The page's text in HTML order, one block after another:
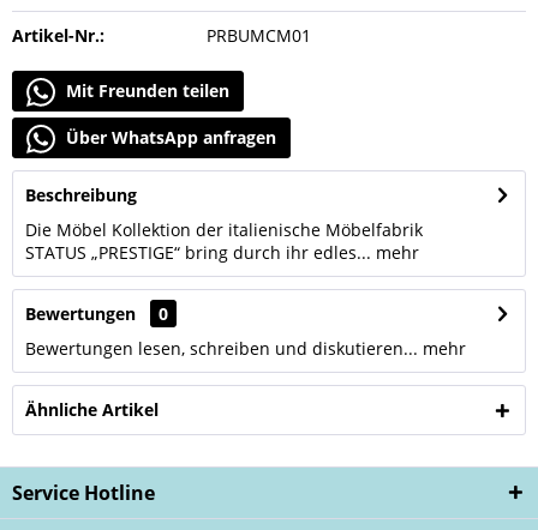
Artikel-Nr.: PRBUMCM01
Mit Freunden teilen
Über WhatsApp anfragen
Beschreibung
Die Möbel Kollektion der italienische Möbelfabrik
STATUS „PRESTIGE“ bring durch ihr edles... mehr
Bewertungen
0
Bewertungen lesen, schreiben und diskutieren... mehr
Ähnliche Artikel
Service Hotline